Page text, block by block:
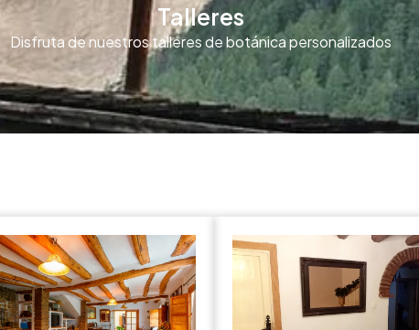
Talleres
Disfruta de nuestros talleres de botánica personalizados